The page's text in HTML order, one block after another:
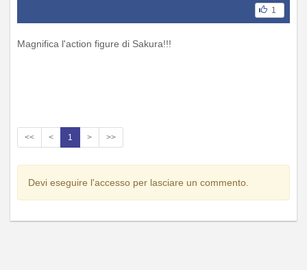
1
Magnifica l'action figure di Sakura!!!
<< < 1 > >>
Devi eseguire l'accesso per lasciare un commento.